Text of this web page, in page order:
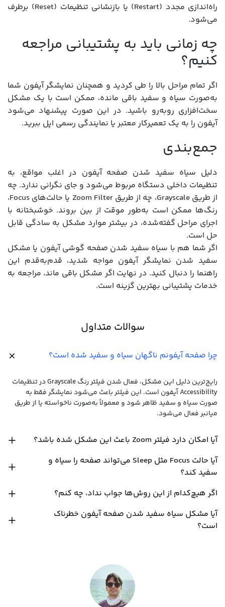
راه‌اندازی مجدد (Restart) یا بازنشانی تنظیمات (Reset) برطرف
می‌شود.
چه زمانی باید به پشتیبانی مراجعه
کنیم؟
اگر تمام مراحل بالا را طی کردید و همچنان نمایشگر آیفون شما
به‌صورت سیاه و سفید باقی مانده، ممکن است با یک مشکل
سخت‌افزاری روبه‌رو باشید. در این صورت پیشنهاد می‌شود
آیفون را به یک تعمیرکار معتبر یا نمایندگی رسمی اپل ببرید.
جمع‌بندی
دلیل سیاه سفید شدن صفحه آیفون در اغلب مواقع، به
تنظیمات داخلی دستگاه مربوط می‌شود و جای نگرانی ندارد. چه
از طریق Grayscale، چه از طریق Zoom Filter یا حالت‌های Focus،
رنگ‌ها ممکن است به‌طور موقت از بین بروند. خوشبختانه با
اجرای مراحل گفته‌شده، در بیشتر موارد مشکل به سادگی قابل
حل است.
اگر شما هم با سیاه سفید شدن صفحه گوشی آیفون یا مشکل
سفید شدن نمایشگر آیفون مواجه شدید، قدم‌به‌قدم این
راهنما را دنبال کنید. در نهایت اگر مشکل باقی ماند، مراجعه به
خدمات پشتیبانی بهترین گزینه است.
سوالات متداول
چرا صفحه آیفونم ناگهان سیاه و سفید شده است؟
رایج‌ترین دلیل این مشکل، فعال شدن فیلتر رنگ Grayscale در تنظیمات
Accessibility آیفون است. این فیلتر باعث می‌شود نمایشگر فقط به
صورت سیاه و سفید ظاهر شود و معمولاً به‌صورت ناخواسته یا از طریق
میانبر فعال می‌شود.
آیا امکان دارد فیلتر Zoom باعث این مشکل شده باشد؟
آیا حالت Focus مثل Sleep می‌تواند صفحه را سیاه و
سفید کند؟
اگر هیچ‌کدام از این روش‌ها جواب نداد، چه کنم؟
آیا مشکل سیاه سفید شدن صفحه آیفون خطرناک
است؟